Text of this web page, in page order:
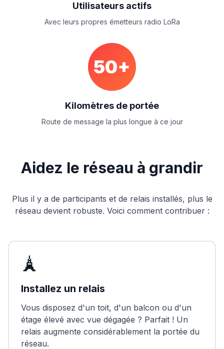
Utilisateurs actifs
Avec leurs propres émetteurs radio LoRa
50+
Kilomètres de portée
Route de message la plus longue à ce jour
Aidez le réseau à grandir
Plus il y a de participants et de relais installés, plus le
réseau devient robuste. Voici comment contribuer :
🗼
Installez un relais
Vous disposez d'un toit, d'un balcon ou d'un
étage élevé avec vue dégagée ? Parfait ! Un
relais augmente considérablement la portée du
réseau.